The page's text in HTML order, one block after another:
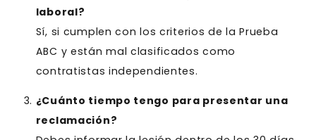
laboral?
Sí, si cumplen con los criterios de la Prueba
ABC y están mal clasificados como
contratistas independientes.
¿Cuánto tiempo tengo para presentar una
reclamación?